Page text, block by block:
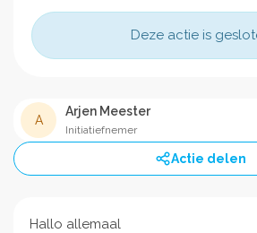
Deze actie is
A
Arjen Meester
Initiatiefnemer
Actie delen
Hallo allemaal